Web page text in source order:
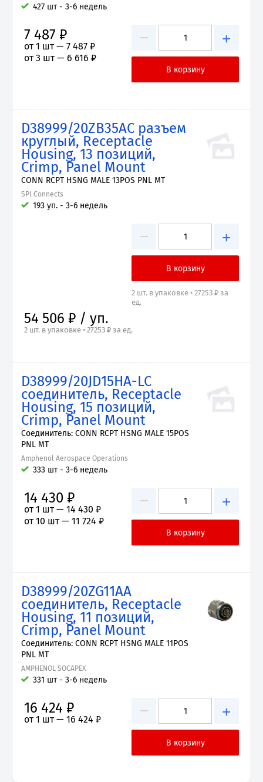
427 шт - 3-6 недель
− +
7 487 ₽
от 1 шт — 7 487 ₽
от 3 шт — 6 616 ₽
D38999/20ZB35AC разъем
круглый, Receptacle
Housing, 13 позиций,
Crimp, Panel Mount
CONN RCPT HSNG MALE 13POS PNL MT
SPI Connects
193 уп. - 3-6 недель
− +
2 шт. в упаковке • 27253 ₽ за
ед.
54 506 ₽ / уп.
2 шт. в упаковке • 27253 ₽ за ед.
D38999/20JD15HA-LC
соединитель, Receptacle
Housing, 15 позиций,
Crimp, Panel Mount
Соединитель: CONN RCPT HSNG MALE 15POS
PNL MT
Amphenol Aerospace Operations
333 шт - 3-6 недель
− +
14 430 ₽
от 1 шт — 14 430 ₽
от 10 шт — 11 724 ₽
D38999/20ZG11AA
соединитель, Receptacle
Housing, 11 позиций,
Crimp, Panel Mount
Соединитель: CONN RCPT HSNG MALE 11POS
PNL MT
AMPHENOL SOCAPEX
331 шт - 3-6 недель
− +
16 424 ₽
от 1 шт — 16 424 ₽